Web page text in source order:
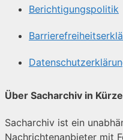
Berichtigungspolitik
Über Sacharchiv in Kürze
Sacharchiv ist ein
Nachrichtenanbieter mit